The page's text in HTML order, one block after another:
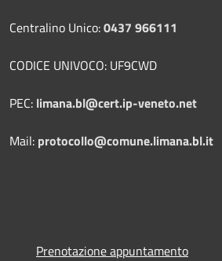
Centralino Unico:0437 966111
CODICE UNIVOCO: UF9CWD
PEC: limana.bl@cert.ip-veneto.net
Mail: protocollo@comune.limana.bl.it
Prenotazione appuntamento